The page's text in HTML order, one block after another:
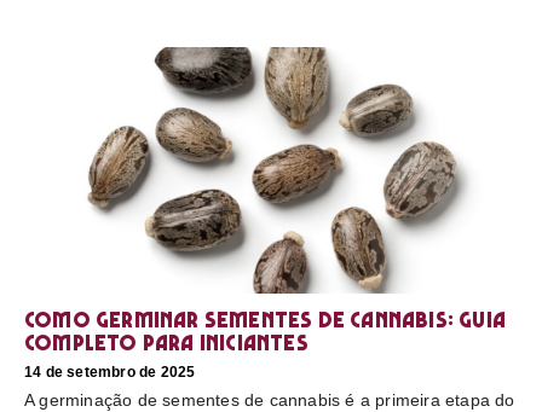
Como germinar sementes de cannabis: guia
completo para iniciantes
14 de setembro de 2025
A germinação de sementes de cannabis é a primeira etapa do